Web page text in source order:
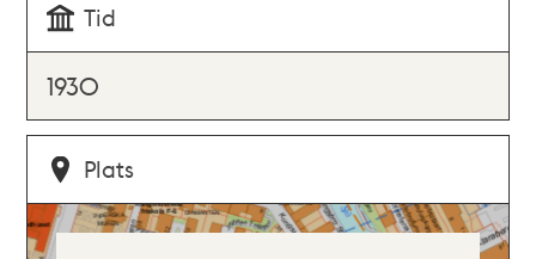
Tid
1930
Plats